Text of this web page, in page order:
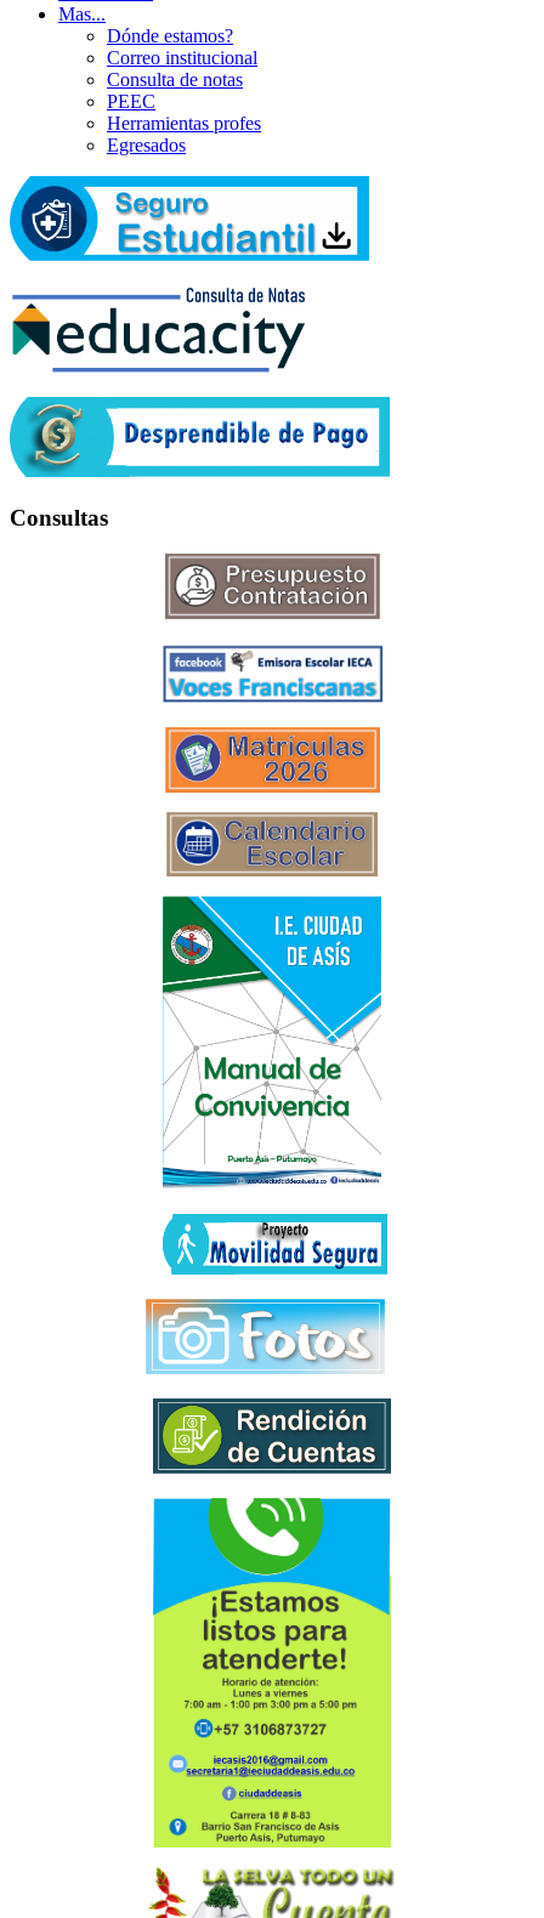
Mas...
Dónde estamos?
Correo institucional
Consulta de notas
PEEC
Herramientas profes
Egresados
Consultas